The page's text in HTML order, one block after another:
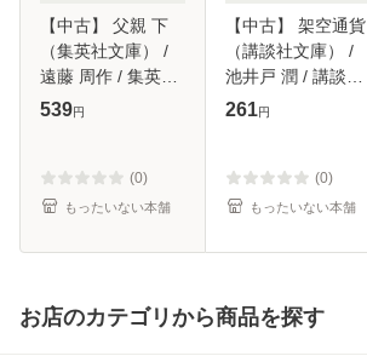
【中古】 父親 下
（集英社文庫） /
遠藤 周作 / 集英社
[文庫]【メール便送
539円
(0)
もったいない本舗
【中古】 架空通貨
（講談社文庫） /
池井戸 潤 / 講談社
[文庫]【メール便送
261円
(0)
もったいない本舗
お店のカテゴリから商品を探す